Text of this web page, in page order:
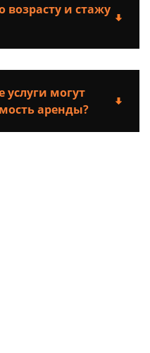
возрасту и стажу
могут
аренды?